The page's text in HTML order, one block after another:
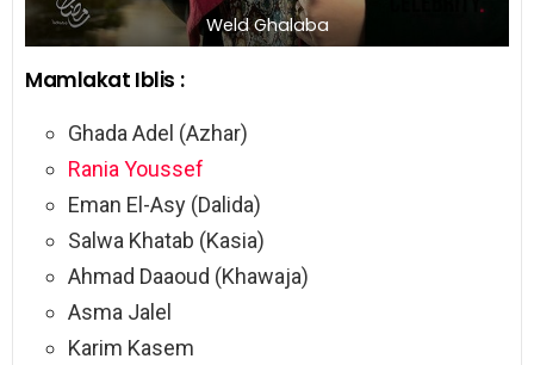
Weld Ghalaba
Mamlakat Iblis :
Ghada Adel (Azhar)
Rania Youssef
Eman El-Asy (Dalida)
Salwa Khatab (Kasia)
Ahmad Daaoud (Khawaja)
Asma Jalel
Karim Kasem